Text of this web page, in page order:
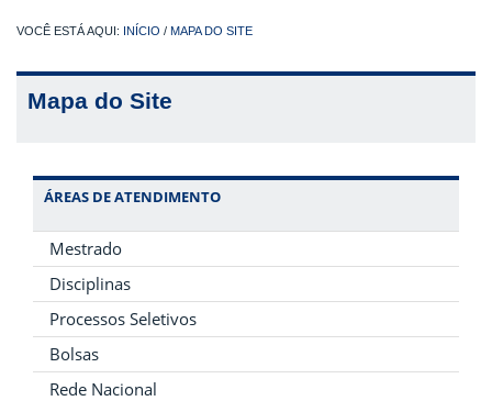
INÍCIO / MAPA DO SITE
Mapa do Site
ÁREAS DE ATENDIMENTO
Mestrado
Disciplinas
Processos Seletivos
Bolsas
Rede Nacional